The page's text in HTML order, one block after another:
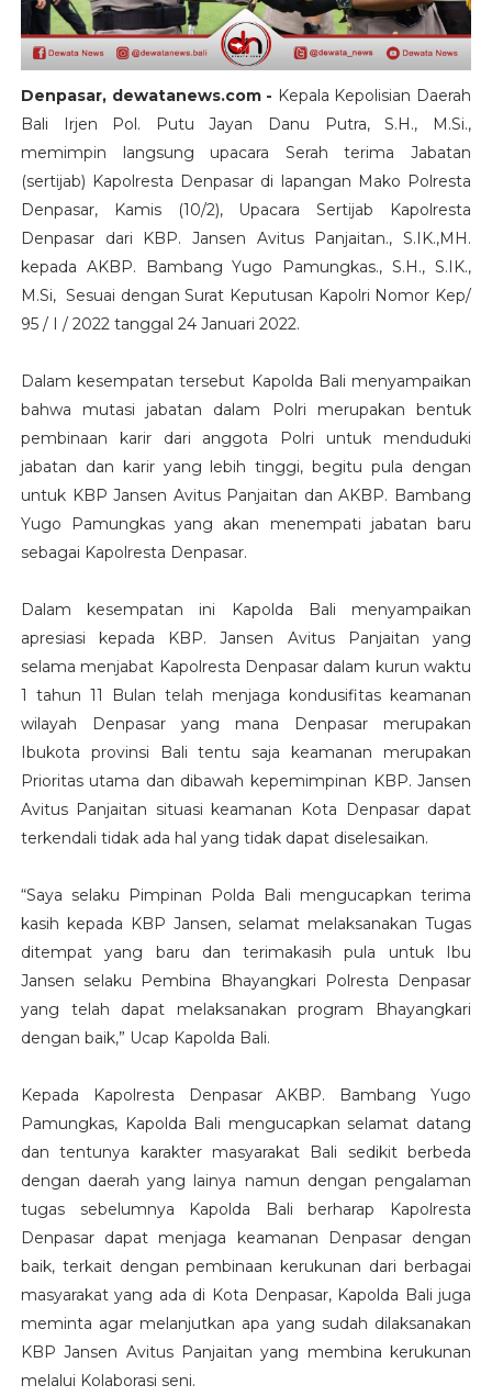
Denpasar, dewatanews.com - Kepala Kepolisian Daerah
Bali Irjen Pol. Putu Jayan Danu Putra, S.H., M.Si.,
memimpin langsung upacara Serah terima Jabatan
(sertijab) Kapolresta Denpasar di lapangan Mako Polresta
Denpasar, Kamis (10/2), Upacara Sertijab Kapolresta
Denpasar dari KBP. Jansen Avitus Panjaitan., S.IK.,MH.
kepada AKBP. Bambang Yugo Pamungkas., S.H., S.IK.,
M.Si, Sesuai dengan Surat Keputusan Kapolri Nomor Kep/
95 / I / 2022 tanggal 24 Januari 2022.
Dalam kesempatan tersebut Kapolda Bali menyampaikan
bahwa mutasi jabatan dalam Polri merupakan bentuk
pembinaan karir dari anggota Polri untuk menduduki
jabatan dan karir yang lebih tinggi, begitu pula dengan
untuk KBP Jansen Avitus Panjaitan dan AKBP. Bambang
Yugo Pamungkas yang akan menempati jabatan baru
sebagai Kapolresta Denpasar.
Dalam kesempatan ini Kapolda Bali menyampaikan
apresiasi kepada KBP. Jansen Avitus Panjaitan yang
selama menjabat Kapolresta Denpasar dalam kurun waktu
1 tahun 11 Bulan telah menjaga kondusifitas keamanan
wilayah Denpasar yang mana Denpasar merupakan
Ibukota provinsi Bali tentu saja keamanan merupakan
Prioritas utama dan dibawah kepemimpinan KBP. Jansen
Avitus Panjaitan situasi keamanan Kota Denpasar dapat
terkendali tidak ada hal yang tidak dapat diselesaikan.
“Saya selaku Pimpinan Polda Bali mengucapkan terima
kasih kepada KBP Jansen, selamat melaksanakan Tugas
ditempat yang baru dan terimakasih pula untuk Ibu
Jansen selaku Pembina Bhayangkari Polresta Denpasar
yang telah dapat melaksanakan program Bhayangkari
dengan baik,” Ucap Kapolda Bali.
Kepada Kapolresta Denpasar AKBP. Bambang Yugo
Pamungkas, Kapolda Bali mengucapkan selamat datang
dan tentunya karakter masyarakat Bali sedikit berbeda
dengan daerah yang lainya namun dengan pengalaman
tugas sebelumnya Kapolda Bali berharap Kapolresta
Denpasar dapat menjaga keamanan Denpasar dengan
baik, terkait dengan pembinaan kerukunan dari berbagai
masyarakat yang ada di Kota Denpasar, Kapolda Bali juga
meminta agar melanjutkan apa yang sudah dilaksanakan
KBP Jansen Avitus Panjaitan yang membina kerukunan
melalui Kolaborasi seni.